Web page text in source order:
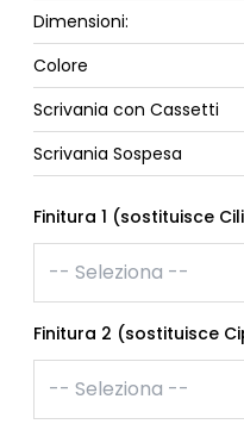
Dimensioni:
Colore
Scrivania con Cassetti
Scrivania Sospesa
Finitura 1 (sostituisce
Finitura 2 (sostituisce